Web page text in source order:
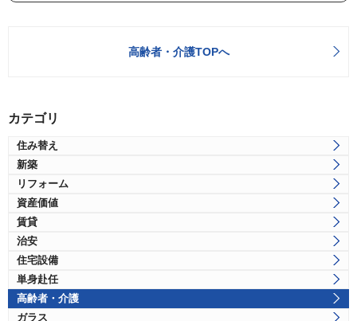
高齢者・介護TOPへ
カテゴリ
住み替え
新築
リフォーム
資産価値
賃貸
治安
住宅設備
単身赴任
高齢者・介護
ガラス